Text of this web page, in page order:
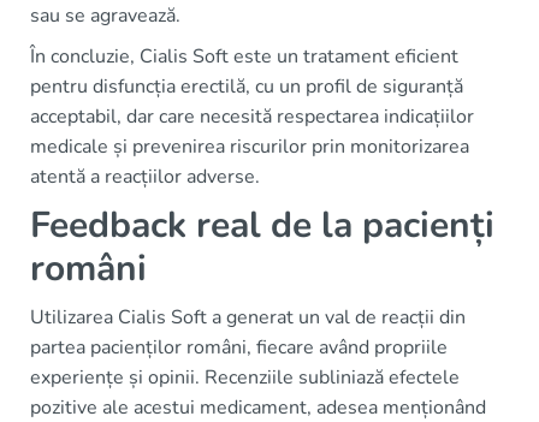
sau se agravează.
În concluzie, Cialis Soft este un tratament eficient
pentru disfuncția erectilă, cu un profil de siguranță
acceptabil, dar care necesită respectarea indicațiilor
medicale și prevenirea riscurilor prin monitorizarea
atentă a reacțiilor adverse.
Feedback real de la pacienți
români
Utilizarea Cialis Soft a generat un val de reacții din
partea pacienților români, fiecare având propriile
experiențe și opinii. Recenziile subliniază efectele
pozitive ale acestui medicament, adesea menționând